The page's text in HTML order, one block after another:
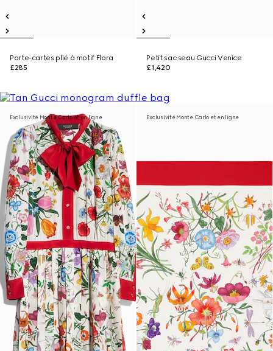
Porte-cartes plié à motif Flora
£285
Petit sac seau Gucci Venice
£1,420
Exclusivité Monte Carlo et en ligne Exclusivité Monte Carlo et en ligne